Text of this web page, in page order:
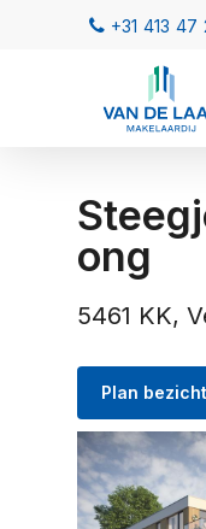
ong
5461 KK,
Plan